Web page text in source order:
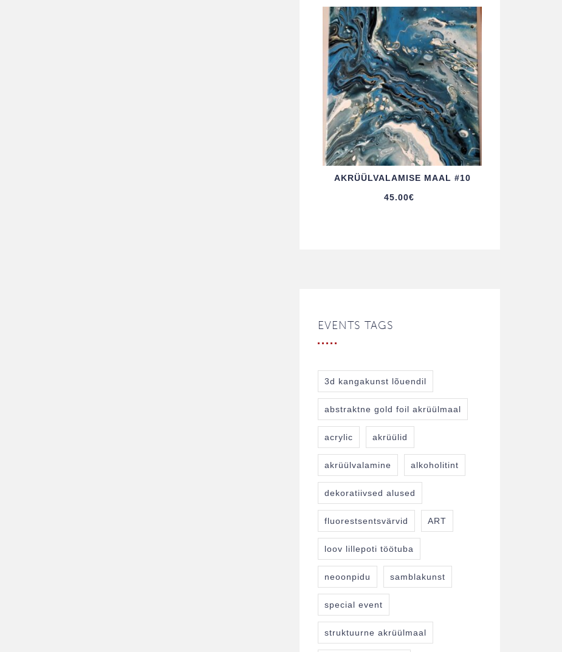
AKRÜÜL­VALAMISE MAAL #10
45.00€
EVENTS TAGS
3d kangakunst lõuendil
abstraktne gold foil akrüülmaal
acrylic akrüülid
akrüülvalamine alkoholitint
dekoratiivsed alused
fluorestsentsvärvid ART
loov lillepoti töötuba
neoonpidu samblakunst
special event
struktuurne akrüülmaal